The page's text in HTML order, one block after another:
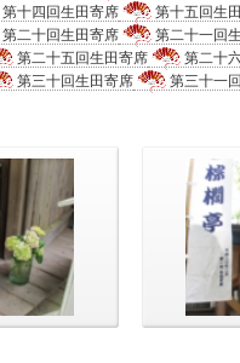
第十四回生田寄席
第十五回生
第二十回生田寄席
第二十一回
第二十五回生田寄席
第二十
第三十回生田寄席 第三十一